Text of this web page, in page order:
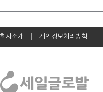
회사소개 개인정보처리방침